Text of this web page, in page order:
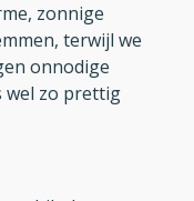
zonnige
terwijl we
onnodige
wel zo prettig